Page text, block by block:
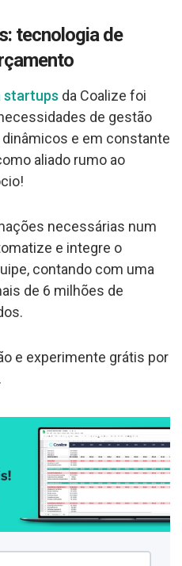
tecnologia de
startups da Coalize foi
de gestão
e em constante
aliado rumo ao
necessárias num
e integre o
contando com uma
de 6 milhões de
e experimente grátis por